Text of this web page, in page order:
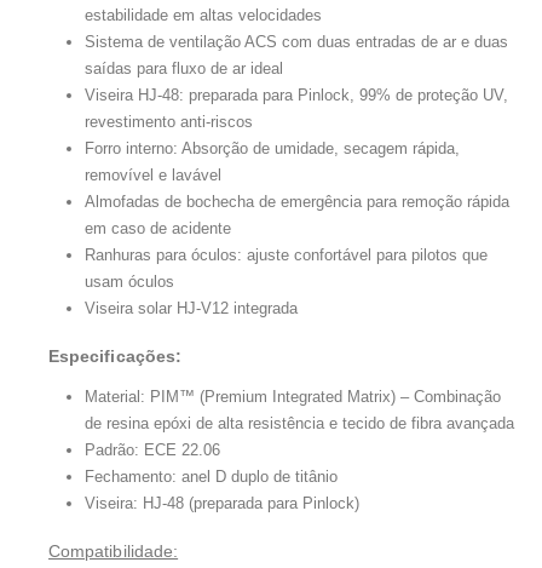
estabilidade em altas velocidades
Sistema de ventilação ACS com duas entradas de ar e duas
saídas para fluxo de ar ideal
Viseira HJ-48: preparada para Pinlock, 99% de proteção UV,
revestimento anti-riscos
Forro interno: Absorção de umidade, secagem rápida,
removível e lavável
Almofadas de bochecha de emergência para remoção rápida
em caso de acidente
Ranhuras para óculos: ajuste confortável para pilotos que
usam óculos
Viseira solar HJ-V12 integrada
Especificações:
Material: PIM™ (Premium Integrated Matrix) – Combinação
de resina epóxi de alta resistência e tecido de fibra avançada
Padrão: ECE 22.06
Fechamento: anel D duplo de titânio
Viseira: HJ-48 (preparada para Pinlock)
Compatibilidade: